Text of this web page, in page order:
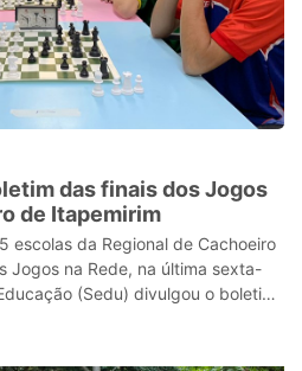
das finais dos Jogos
de Itapemirim
escolas da Regional de Cachoeiro
Jogos na Rede, na última sexta-
(Sedu) divulgou o boletim